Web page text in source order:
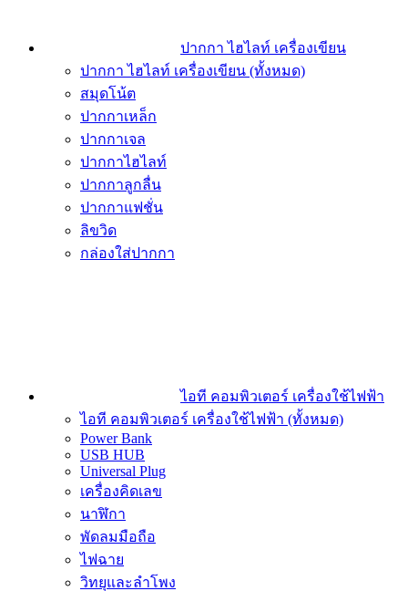
ปากกา ไฮไลท์ เครื่องเขียน
ปากกา ไฮไลท์ เครื่องเขียน (ทั้งหมด)
สมุดโน้ต
ปากกาเหล็ก
ปากกาเจล
ปากกาไฮไลท์
ปากกาลูกลื่น
ปากกาแฟชั่น
ลิขวิด
กล่องใส่ปากกา
ไอที คอมพิวเตอร์ เครื่องใช้ไฟฟ้า
ไอที คอมพิวเตอร์ เครื่องใช้ไฟฟ้า (ทั้งหมด)
Power Bank
USB HUB
Universal Plug
เครื่องคิดเลข
นาฬิกา
พัดลมมือถือ
ไฟฉาย
วิทยุและลำโพง